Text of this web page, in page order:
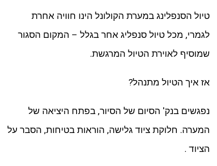
font_download סמן קישורים
לאפס את כל האפשרויות
טיול הסנפלינג במערת הקולונל הינו חוויה אחרת
לגמרי, מכל טיול סנפליג אחר בגלל – המקום הסגור
שמוסיף לאוירת הטיול המרגשת.
אז איך הטיול מתנהל?
נפגשים בנק' הסיום של הסיור, בפתח היציאה של
המערה. חלוקת ציוד גלישה, הוראות בטיחות, הסבר על
הציוד .